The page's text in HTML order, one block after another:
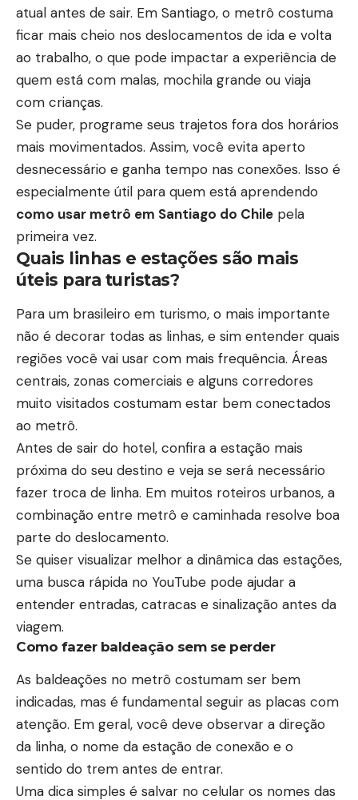
atual antes de sair. Em Santiago, o metrô costuma
ficar mais cheio nos deslocamentos de ida e volta
ao trabalho, o que pode impactar a experiência de
quem está com malas, mochila grande ou viaja
com crianças.
Se puder, programe seus trajetos fora dos horários
mais movimentados. Assim, você evita aperto
desnecessário e ganha tempo nas conexões. Isso é
especialmente útil para quem está aprendendo
como usar metrô em Santiago do Chile pela
primeira vez.
Quais linhas e estações são mais
úteis para turistas?
Para um brasileiro em turismo, o mais importante
não é decorar todas as linhas, e sim entender quais
regiões você vai usar com mais frequência. Áreas
centrais, zonas comerciais e alguns corredores
muito visitados costumam estar bem conectados
ao metrô.
Antes de sair do hotel, confira a estação mais
próxima do seu destino e veja se será necessário
fazer troca de linha. Em muitos roteiros urbanos, a
combinação entre metrô e caminhada resolve boa
parte do deslocamento.
Se quiser visualizar melhor a dinâmica das estações,
uma busca rápida no YouTube pode ajudar a
entender entradas, catracas e sinalização antes da
viagem.
Como fazer baldeação sem se perder
As baldeações no metrô costumam ser bem
indicadas, mas é fundamental seguir as placas com
atenção. Em geral, você deve observar a direção
da linha, o nome da estação de conexão e o
sentido do trem antes de entrar.
Uma dica simples é salvar no celular os nomes das